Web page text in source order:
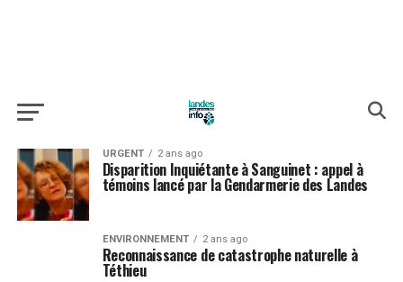
URGENT 2 ans ago
Disparition Inquiétante à Sanguinet : appel à
témoins lancé par la Gendarmerie des Landes
ENVIRONNEMENT 2 ans ago
Reconnaissance de catastrophe naturelle à
Téthieu